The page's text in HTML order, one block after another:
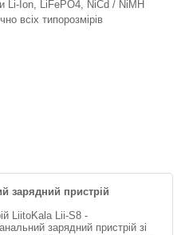
Li-Ion, LiFePO4, NiCd / NiMH
всіх типорозмірів
зарядний пристрій
LiitoKala Lii-S8 -
зарядний пристрій зі